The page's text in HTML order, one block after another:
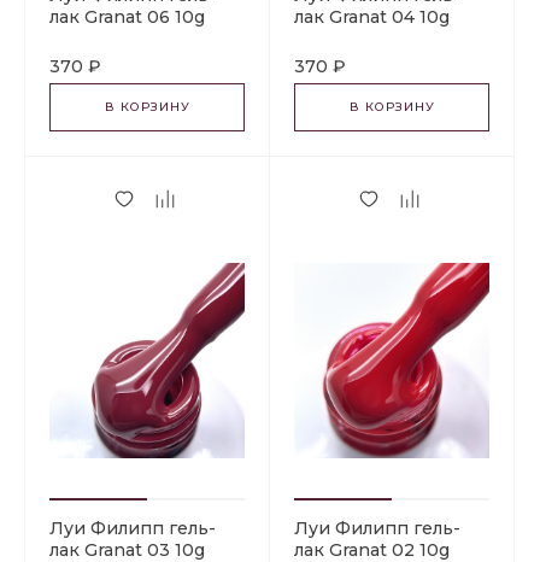
лак Granat 06 10g
370 ₽
В КОРЗИНУ
лак Granat 04 10g
370 ₽
В КОРЗИНУ
Луи Филипп гель-
лак Granat 03 10g
Луи Филипп гель-
лак Granat 02 10g